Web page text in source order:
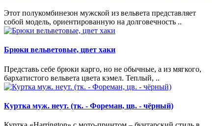
Этот полукомбинезон мужской из вельвета представляет
собой модель, ориентированную на долговечность ..
Брюки вельветовые, цвет хаки
Представь себе брюки карго, но не обычные, а из мягкого,
бархатистого вельвета цвета кэмел. Теплый, ..
Куртка муж. неут. (тк. - Фореман, цв. - чёрный)